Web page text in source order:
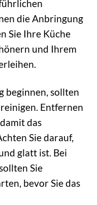
die Anbringung
Sie Ihre Küche
und Ihrem
beginnen, sollten
Entfernen
das
Sie darauf,
glatt ist. Bei
Sie
bevor Sie das